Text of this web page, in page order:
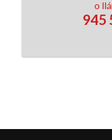
o
945